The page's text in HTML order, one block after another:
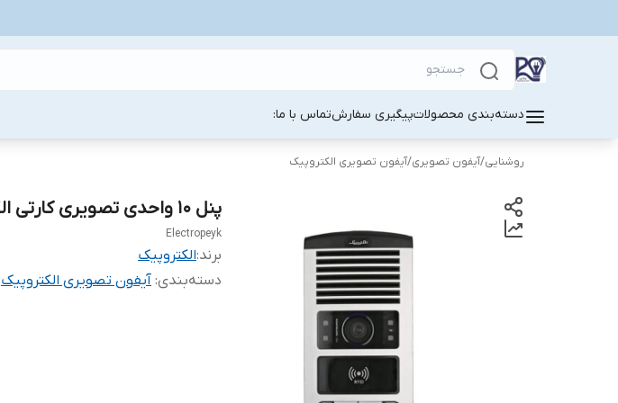
دسته‌بندی محصولاتپیگیری سفارشتماس با ما:
روشنایی/آیفون تصویری/آیفون تصویری الکتروپیک
پنل ۱۰ واحدی تصویری کارتی الکتروپیک مدل ۱۰۸۶ FD-RFID
Electropeyk
برند:الکتروپیک
دسته‌بندی: آیفون تصویری الکتروپیک